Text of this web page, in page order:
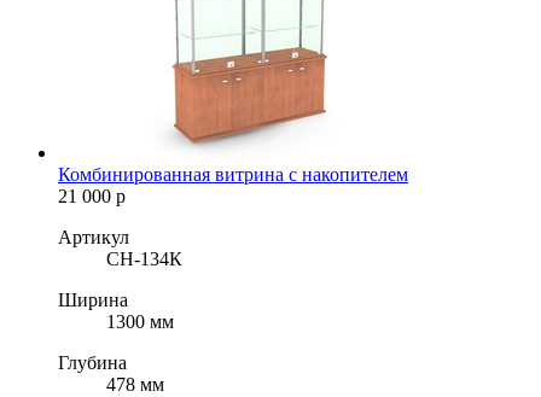
Комбинированная витрина с накопителем
21 000 р
Артикул
СН-134К
Ширина
1300 мм
Глубина
478 мм